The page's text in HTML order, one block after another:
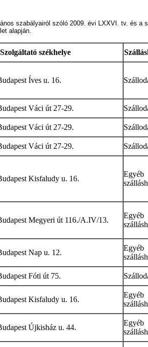
szabályairól szóló 2009. évi LXXVI. tv. és
alapján.
Szolgáltató székhelye
Íves u. 16.
Váci út 27-29.
Váci út 27-29.
Váci út 27-29.
Kisfaludy u. 16.
Egyéb
Megyeri út 116./A.IV/13.
Egyéb
Nap u. 12.
Egyéb
Fóti út 75.
Kisfaludy u. 16.
Egyéb
Újkisház u. 44.
Egyéb